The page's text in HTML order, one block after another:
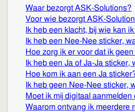
Waar bezorgt ASK-Solutions?
Voor wie bezorgt ASK-
Ik heb een klacht, bij wie kan
Ik heb een Nee-Nee sticker,
Hoe zorg ik er voor dat ik
Ik heb een Ja of Ja-Ja
Hoe kom ik aan een Ja
Ik heb geen Nee-Nee sticker,
Moet ik mij digitaal
Waarom ontvang ik meerdere